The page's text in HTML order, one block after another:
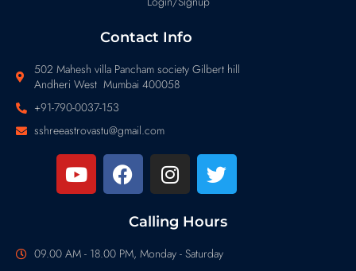
Contact Info
502 Mahesh villa Pancham society Gilbert hill
Andheri West Mumbai 400058
+91-790-0037-153
sshreeastrovastu@gmail.com
Calling Hours
09.00 AM - 18.00 PM, Monday - Saturday